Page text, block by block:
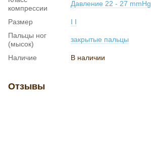
компрессии
Давление 22 - 27 mmHg
Размер
I I
Пальцы ног
(мысок)
закрытые пальцы
Наличие В наличии
Отзывы